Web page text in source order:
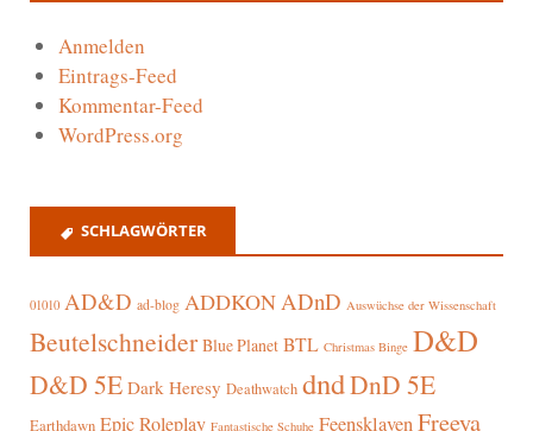
Anmelden
Eintrags-Feed
Kommentar-Feed
WordPress.org
SCHLAGWÖRTER
01010 AD&D ad-blog ADDKON ADnD Auswüchse der Wissenschaft
Beutelschneider Blue Planet BTL Christmas Binge D&D
D&D 5E Dark Heresy Deathwatch dndDnD 5E
Earthdawn Epic Roleplay Fantastische Schuhe FeensklavenFreeya